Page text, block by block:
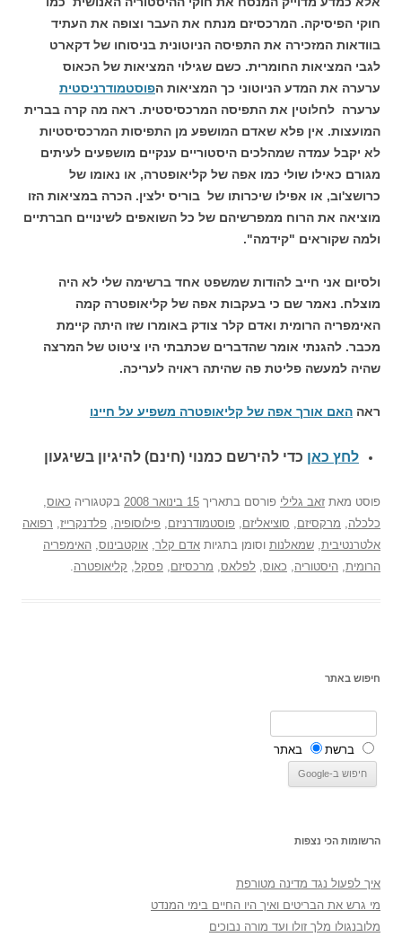
חוקי הפיסיקה. המרכסיזם מנתח את העבר וצופה את העתיד
בוודאות המזכירה את התפיסה הניוטונית בניסוחו של דקארט
לגבי המציאות החומרית. כשם שגילוי המציאות של הכאוס
ערערה את המדע הניוטוני כך המציאות הפוסטמודרניסטית
ערערה לחלוטין את התפיסה המרכסיסטית. ראה מה קרה בברית
המועצות. אין פלא שאדם המושפע מן התפיסות המרכסיסטיות
לא יקבל עמדה שמהלכים היסטוריים ענקיים מושפעים לעיתים
מגורם כאילו שולי כמו אפה של קליאופטרה, או נאומו של
כרושצ'וב, או אפילו שיכרותו של בוריס ילצין. הכרה במציאות הזו
מוציאה את הרוח ממפרשיהם של כל השואפים לשינויים חברתיים
ולמה שקוראים "קידמה".
ולסיום אני חייב להודות שמשפט אחד ברשימה שלי לא היה
מוצלח. נאמר שם כי בעקבות אפה של קליאופטרה קמה
האימפריה הרומית ואדם קלר צודק באומרו שזו היתה קיימת
מכבר. להגנתי אומר שהדברים שכתבתי היו ציטוט של המרצה
שהיה למעשה פליטת פה שהיתה ראויה לעריכה.
ראה האם אורך אפה של קליאופטרה משפיע על חיינו
לחץ כאן כדי להירשם כמנוי (חינם) להיגיון בשיגעון
פוסט מאת זאב גלילי פורסם בתאריך 15 בינואר 2008 בקטגוריה כאוס
כלכלה
מרקסיזם סוציאליזם פוסטמודרניזם פילוסופיה פלדנקרייז רפואה
אלטרנטיבית שמאלנות וסומן בתגיות אדם קלר אוקטבינוס האימפריה
הרומית היסטוריה כאוס לפלאס מרכסיזם פסקל קליאופטרה
חיפוש באתר
ברשת באתר
הרשומות הכי נצפות
איך לפעול נגד מדינה מטורפת
מי גרש את הבריטים ואיך היו החיים בימי המנדט
מלובנגולו מלך זולו ועד מורה נבוכים